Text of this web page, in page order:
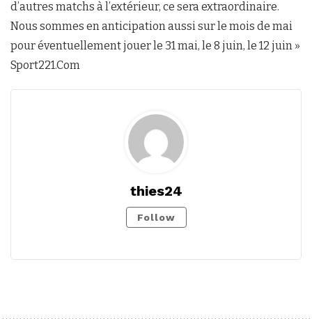
d’autres matchs à l’extérieur, ce sera extraordinaire.
Nous sommes en anticipation aussi sur le mois de mai
pour éventuellement jouer le 31 mai, le 8 juin, le 12 juin »
Sport221.Com
thies24
Follow